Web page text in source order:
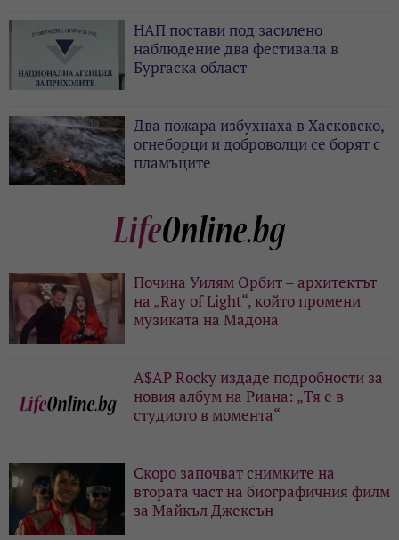
НАП постави под засилено
наблюдение два фестивала в
Бургаска област
Два пожара избухнаха в Хасковско,
огнеборци и доброволци се борят с
пламъците
Почина Уилям Орбит – архитектът
на „Ray of Light“, който промени
музиката на Мадона
A$AP Rocky издаде подробности за
новия албум на Риана: „Тя е в
студиото в момента“
Скоро започват снимките на
втората част на биографичния филм
за Майкъл Джексън